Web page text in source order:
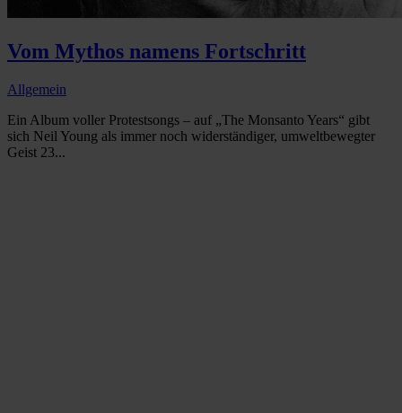
Vom Mythos namens Fortschritt
Allgemein
Ein Album voller Protestsongs – auf „The Monsanto Years“ gibt
sich Neil Young als immer noch widerständiger, umweltbewegter
Geist 23...